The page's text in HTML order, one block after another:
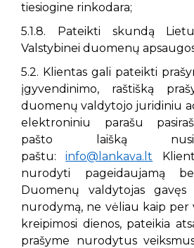
tiesiogine rinkodara;
5.1.8. Pateikti skundą
Valstybinei duomenų
5.2. Klientas gali pateikti
įgyvendinimo, raštišką
duomenų valdytojo juridiniu
elektroniniu parašu
pašto laišką
paštu:info@lankava.lt
nurodyti pageidaujamą
Duomenų valdytojas
nurodymą, ne vėliau kaip per
kreipimosi dienos, pateikia
prašyme nurodytus